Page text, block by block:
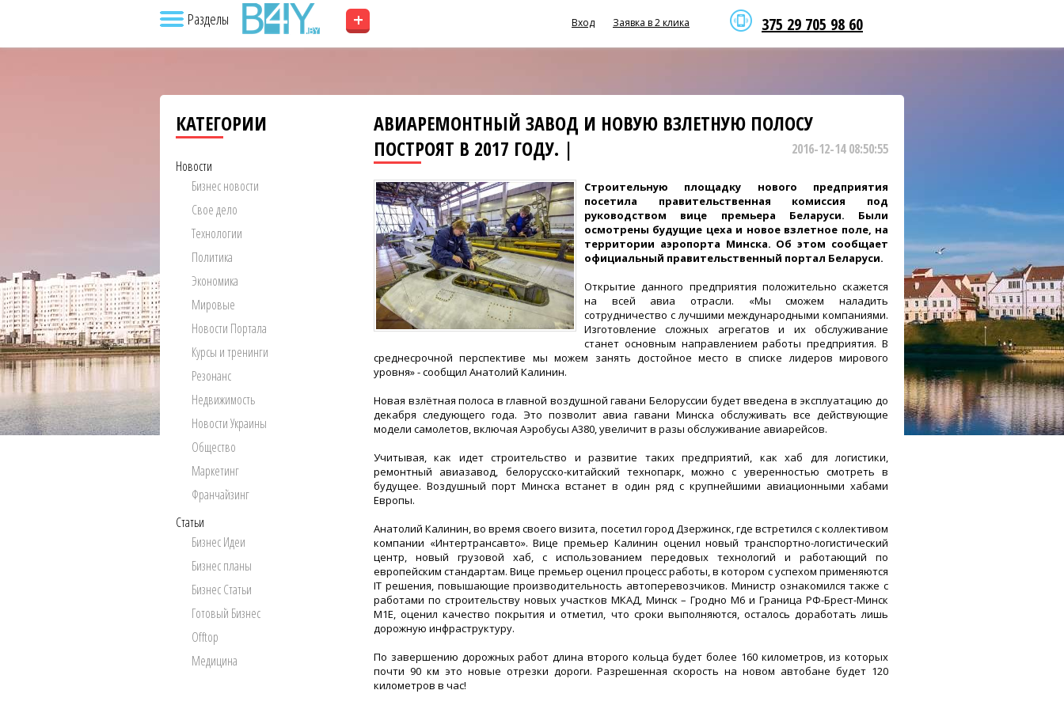
Разделы + 375 29 705 98 60
Вход Заявка в 2 клика
КАТЕГОРИИ
Новости
Бизнес новости
Свое дело
Технологии
Политика
Экономика
Мировые
Новости Портала
Курсы и тренинги
Резонанс
Недвижимость
Новости Украины
Общество
Маркетинг
Франчайзинг
Статьи
Бизнес Идеи
Бизнес планы
Бизнес Статьи
Готовый Бизнес
Offtop
Медицина
АВИАРЕМОНТНЫЙ ЗАВОД И НОВУЮ ВЗЛЕТНУЮ ПОЛОСУ
ПОСТРОЯТ В 2017 ГОДУ. |
2016-12-14 08:50:55
Строительную площадку нового предприятия
посетила правительственная комиссия под
руководством вице премьера Беларуси. Были
осмотрены будущие цеха и новое взлетное поле, на
территории аэропорта Минска. Об этом сообщает
официальный правительственный портал Беларуси.
Открытие данного предприятия положительно скажется
на всей авиа отрасли. «Мы сможем наладить
сотрудничество с лучшими международными компаниями.
Изготовление сложных агрегатов и их обслуживание
станет основным направлением работы предприятия. В
среднесрочной перспективе мы можем занять достойное место в списке лидеров мирового
уровня» - сообщил Анатолий Калинин.
Новая взлётная полоса в главной воздушной гавани Белоруссии будет введена в эксплуатацию до
декабря следующего года. Это позволит авиа гавани Минска обслуживать все действующие
модели самолетов, включая Аэробусы А380, увеличит в разы обслуживание авиарейсов.
Учитывая, как идет строительство и развитие таких предприятий, как хаб для логистики,
ремонтный авиазавод, белорусско-китайский технопарк, можно с уверенностью смотреть в
будущее. Воздушный порт Минска встанет в один ряд с крупнейшими авиационными хабами
Европы.
Анатолий Калинин, во время своего визита, посетил город Дзержинск, где встретился с коллективом
компании «Интертрансавто». Вице премьер Калинин оценил новый транспортно-логистический
центр, новый грузовой хаб, с использованием передовых технологий и работающий по
европейским стандартам. Вице премьер оценил процесс работы, в котором с успехом применяются
IT решения, повышающие производительность автоперевозчиков. Министр ознакомился также с
работами по строительству новых участков МКАД, Минск – Гродно М6 и Граница РФ-Брест-Минск
М1Е, оценил качество покрытия и отметил, что сроки выполняются, осталось доработать лишь
дорожную инфраструктуру.
По завершению дорожных работ длина второго кольца будет более 160 километров, из которых
почти 90 км это новые отрезки дороги. Разрешенная скорость на новом автобане будет 120
километров в час!